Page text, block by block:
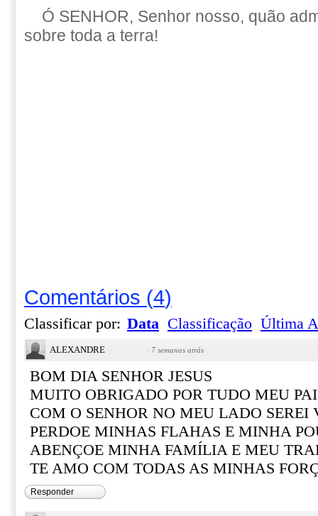
Ó SENHOR, Senhor nosso, quão
sobre toda a terra!
Comentários (4)
Classificar por: Data Classificação Última
ALEXANDRE · 7 semanas atrás
BOM DIA SENHOR JESUS
MUITO OBRIGADO POR TUDO MEU PAI
COM O SENHOR NO MEU LADO SEREI
PERDOE MINHAS FLAHAS E MINHA
ABENÇOE MINHA FAMÍLIA E MEU
TE AMO COM TODAS AS MINHAS
Responder